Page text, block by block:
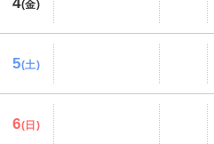
(金)
5(土)
6(日)